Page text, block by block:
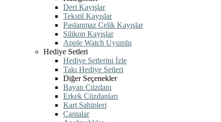
Deri Kayışlar
Tekstil Kayışlar
Paslanmaz Çelik Kayışlar
Silikon Kayışlar
Apple Watch Uyumlu
Hediye Setleri
Hediye Setlerini İzle
Takı Hediye Setleri
Diğer Seçenekler
Bayan Cüzdanı
Erkek Cüzdanları
Kart Sahipleri
Çantalar